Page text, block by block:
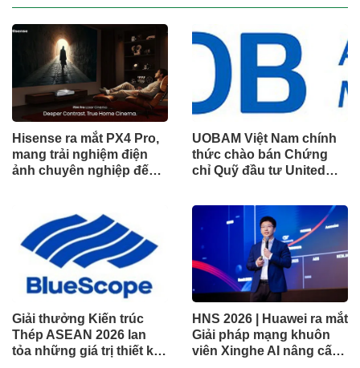
Hisense ra mắt PX4 Pro,
mang trải nghiệm điện
ảnh chuyên nghiệp đến
UOBAM Việt Nam chính
thức chào bán Chứng
chỉ Quỹ đầu tư United
(UMMF)
Giải thưởng Kiến trúc
Thép ASEAN 2026 lan
tỏa những giá trị thiết kế
HNS 2026 | Huawei ra mắt
Giải pháp mạng khuôn
viên Xinghe AI nâng cấp